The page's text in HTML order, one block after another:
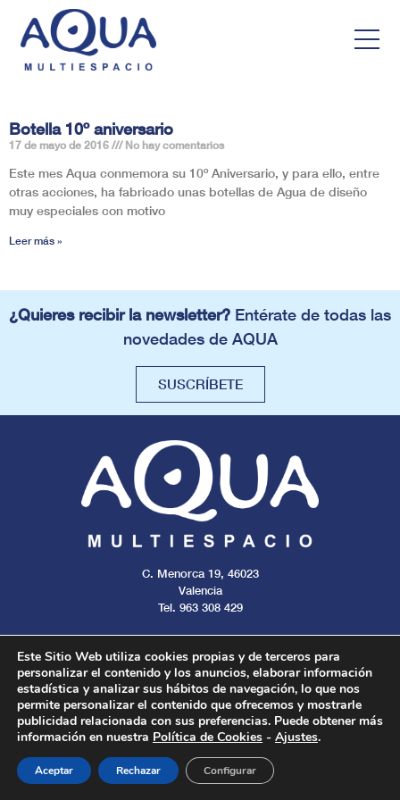
Botella 10º aniversario
17 de mayo de 2016 No hay comentarios
Este mes Aqua conmemora su 10º Aniversario, y para ello, entre
otras acciones, ha fabricado unas botellas de Agua de diseño
muy especiales con motivo
Leer más »
¿Quieres recibir la newsletter? Entérate de todas las
novedades de AQUA
SUSCRÍBETE
C. Menorca 19, 46023
Valencia
Tel. 963 308 429
Todos los derechos reservados. 2024.
Aviso legal Cookies Privacidad
Este Sitio Web utiliza cookies propias y de terceros para
personalizar el contenido y los anuncios, elaborar información
estadística y analizar sus hábitos de navegación, lo que nos
permite personalizar el contenido que ofrecemos y mostrarle
publicidad relacionada con sus preferencias. Puede obtener más
información en nuestra Política de Cookies - Ajustes.
Aceptar Rechazar Configurar